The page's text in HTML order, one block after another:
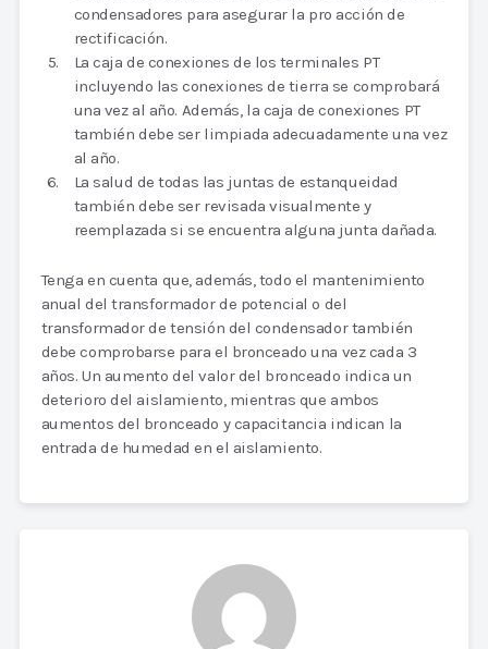
condensadores para asegurar la pro acción de
rectificación.
La caja de conexiones de los terminales PT
incluyendo las conexiones de tierra se comprobará
una vez al año. Además, la caja de conexiones PT
también debe ser limpiada adecuadamente una vez
al año.
La salud de todas las juntas de estanqueidad
también debe ser revisada visualmente y
reemplazada si se encuentra alguna junta dañada.
Tenga en cuenta que, además, todo el mantenimiento
anual del transformador de potencial o del
transformador de tensión del condensador también
debe comprobarse para el bronceado una vez cada 3
años. Un aumento del valor del bronceado indica un
deterioro del aislamiento, mientras que ambos
aumentos del bronceado y capacitancia indican la
entrada de humedad en el aislamiento.